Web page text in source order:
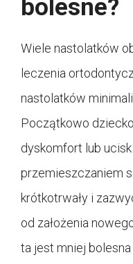
bolesne?
Wiele nastolatków
leczenia
nastolatków
Początkowo
dyskomfort lub
przemieszczaniem
krótkotrwały i
od założenia
ta jest mniej